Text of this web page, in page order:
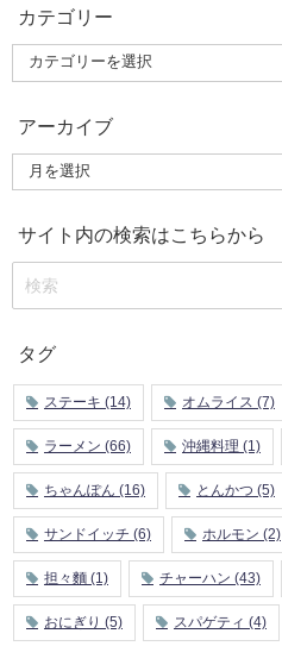
カテゴリー
アーカイブ
サイト内の検索はこちらから
タグ
ステーキ (14) オムライス (7)
ラーメン (66) 沖縄料理 (1)
ちゃんぽん (16) とんかつ (5)
サンドイッチ (6) ホルモン (2)
担々麵 (1) チャーハン (43)
おにぎり (5) スパゲティ (4)